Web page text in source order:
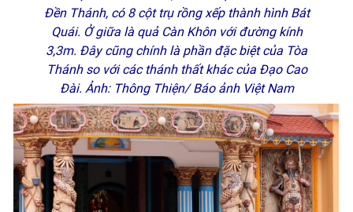
Đền Thánh, có 8 cột trụ rồng xếp thành hình Bát
Quái. Ở giữa là quả Càn Khôn với đường kính
3,3m. Đây cũng chính là phần đặc biệt của Tòa
Thánh so với các thánh thất khác của Đạo Cao
Đài. Ảnh: Thông Thiện/ Báo ảnh Việt Nam